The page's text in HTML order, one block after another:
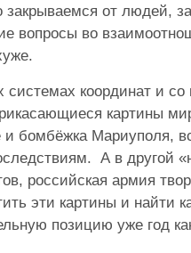
закрываемся от людей,
вопросы во
координат и со
картины
бомбёжка Мариуполя,
А в другой
российская армия
эти картины и найти
позицию уже год